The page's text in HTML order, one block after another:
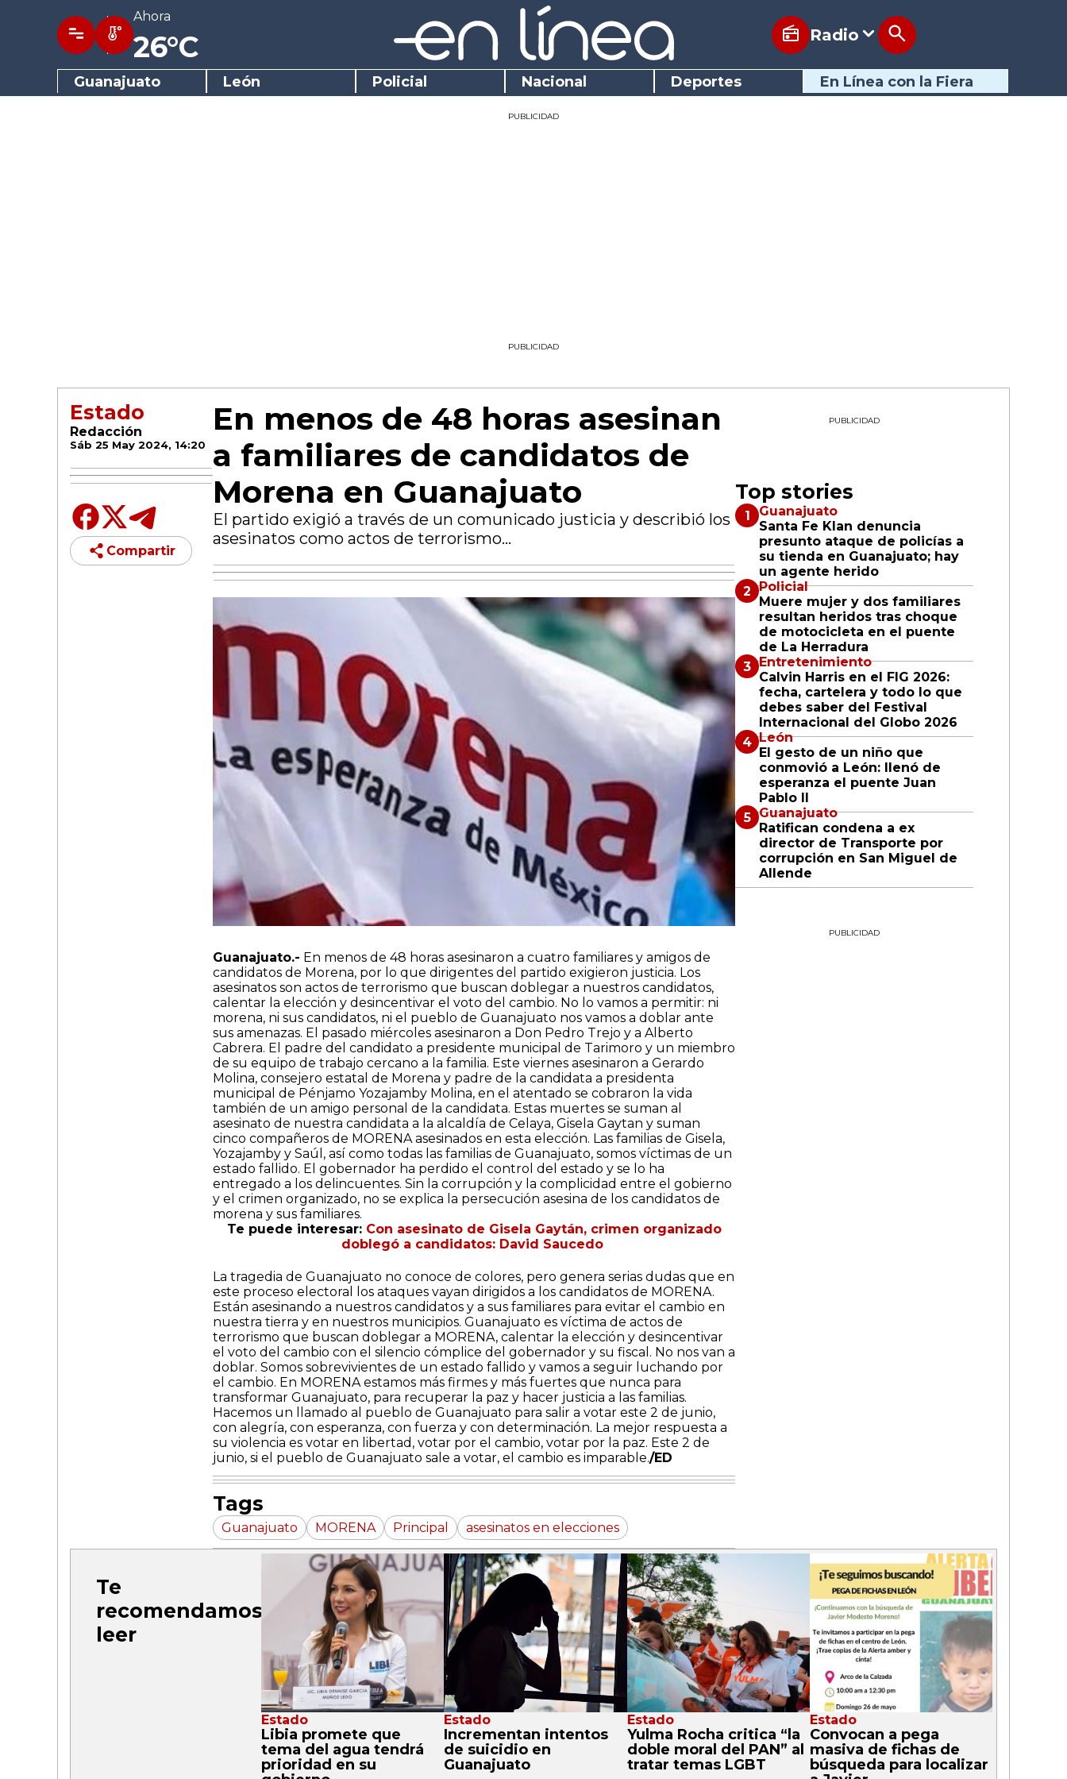
Ahora
26°C Radio
Guanajuato León Policial Nacional Deportes En Línea con la Fiera
PUBLICIDAD
PUBLICIDAD
Estado
Redacción
Sáb 25 May 2024, 14:20
Compartir
En menos de 48 horas asesinan
a familiares de candidatos de
Morena en Guanajuato
El partido exigió a través de un comunicado justicia y describió los
asesinatos como actos de terrorismo...
Guanajuato.- En menos de 48 horas asesinaron a cuatro familiares y amigos de
candidatos de Morena, por lo que dirigentes del partido exigieron justicia. Los
asesinatos son actos de terrorismo que buscan doblegar a nuestros candidatos,
calentar la elección y desincentivar el voto del cambio. No lo vamos a permitir: ni
morena, ni sus candidatos, ni el pueblo de Guanajuato nos vamos a doblar ante
sus amenazas. El pasado miércoles asesinaron a Don Pedro Trejo y a Alberto
Cabrera. El padre del candidato a presidente municipal de Tarimoro y un miembro
de su equipo de trabajo cercano a la familia. Este viernes asesinaron a Gerardo
Molina, consejero estatal de Morena y padre de la candidata a presidenta
municipal de Pénjamo Yozajamby Molina, en el atentado se cobraron la vida
también de un amigo personal de la candidata. Estas muertes se suman al
asesinato de nuestra candidata a la alcaldía de Celaya, Gisela Gaytan y suman
cinco compañeros de MORENA asesinados en esta elección. Las familias de Gisela,
Yozajamby y Saúl, así como todas las familias de Guanajuato, somos víctimas de un
estado fallido. El gobernador ha perdido el control del estado y se lo ha
entregado a los delincuentes. Sin la corrupción y la complicidad entre el gobierno
y el crimen organizado, no se explica la persecución asesina de los candidatos de
morena y sus familiares.
Te puede interesar: Con asesinato de Gisela Gaytán, crimen organizado
doblegó a candidatos: David Saucedo
La tragedia de Guanajuato no conoce de colores, pero genera serias dudas que en
este proceso electoral los ataques vayan dirigidos a los candidatos de MORENA.
Están asesinando a nuestros candidatos y a sus familiares para evitar el cambio en
nuestra tierra y en nuestros municipios. Guanajuato es víctima de actos de
terrorismo que buscan doblegar a MORENA, calentar la elección y desincentivar
el voto del cambio con el silencio cómplice del gobernador y su fiscal. No nos van a
doblar. Somos sobrevivientes de un estado fallido y vamos a seguir luchando por
el cambio. En MORENA estamos más firmes y más fuertes que nunca para
transformar Guanajuato, para recuperar la paz y hacer justicia a las familias.
Hacemos un llamado al pueblo de Guanajuato para salir a votar este 2 de junio,
con alegría, con esperanza, con fuerza y con determinación. La mejor respuesta a
su violencia es votar en libertad, votar por el cambio, votar por la paz. Este 2 de
junio, si el pueblo de Guanajuato sale a votar, el cambio es imparable./ED
Tags
Guanajuato MORENA Principal asesinatos en elecciones
PUBLICIDAD
Top stories
Guanajuato
Santa Fe Klan denuncia
presunto ataque de policías a
su tienda en Guanajuato; hay
un agente herido
Policial
Muere mujer y dos familiares
resultan heridos tras choque
de motocicleta en el puente
de La Herradura
Entretenimiento
Calvin Harris en el FIG 2026:
fecha, cartelera y todo lo que
debes saber del Festival
Internacional del Globo 2026
León
El gesto de un niño que
conmovió a León: llenó de
esperanza el puente Juan
Pablo II
Guanajuato
Ratifican condena a ex
director de Transporte por
corrupción en San Miguel de
Allende
PUBLICIDAD
Te
recomendamos
leer
Estado
Libia promete que
tema del agua tendrá
prioridad en su
Estado
Incrementan intentos
de suicidio en
Guanajuato
Estado
Yulma Rocha critica “la
doble moral del PAN” al
tratar temas LGBT
Estado
Convocan a pega
masiva de fichas de
búsqueda para localizar